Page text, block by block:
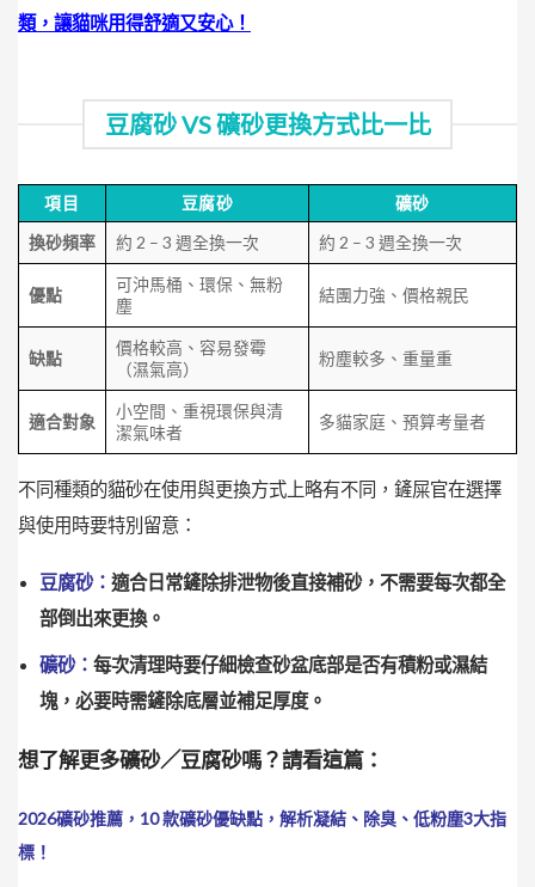
類，讓貓咪用得舒適又安心！
豆腐砂 VS 礦砂更換方式比一比
項目 豆腐砂
礦砂
換砂頻率
約 2 – 3 週全換一次 約 2 – 3 週全換一次
優點
可沖馬桶、環保、無粉
塵
結團力強、價格親民
缺點
價格較高、容易發霉
（濕氣高）
粉塵較多、重量重
適合對象
小空間、重視環保與清
潔氣味者
多貓家庭、預算考量者
不同種類的貓砂在使用與更換方式上略有不同，鏟屎官在選擇
與使用時要特別留意：
豆腐砂：適合日常鏟除排泄物後直接補砂，不需要每次都全
部倒出來更換。
礦砂：每次清理時要仔細檢查砂盆底部是否有積粉或濕結
塊，必要時需鏟除底層並補足厚度。
想了解更多礦砂／豆腐砂嗎？請看這篇：
2026礦砂推薦，10 款礦砂優缺點，解析凝結、除臭、低粉塵3大指
標！